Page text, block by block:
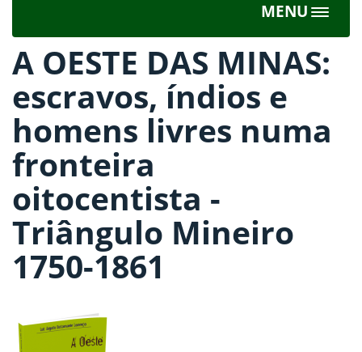
MENU
Toggle
A OESTE DAS MINAS:
escravos, índios e
homens livres numa
fronteira
oitocentista -
Triângulo Mineiro
1750-1861